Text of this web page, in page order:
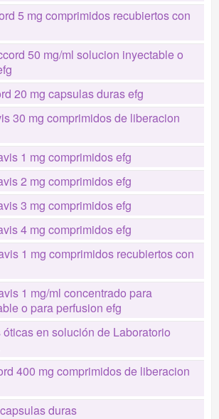
5 mg comprimidos recubiertos con
50 mg/ml solucion inyectable o
20 mg capsulas duras efg
30 mg comprimidos de liberacion
1 mg comprimidos efg
2 mg comprimidos efg
3 mg comprimidos efg
4 mg comprimidos efg
1 mg comprimidos recubiertos con
1 mg/ml concentrado para
o para perfusion efg
en solución de Laboratorio
400 mg comprimidos de liberacion
duras